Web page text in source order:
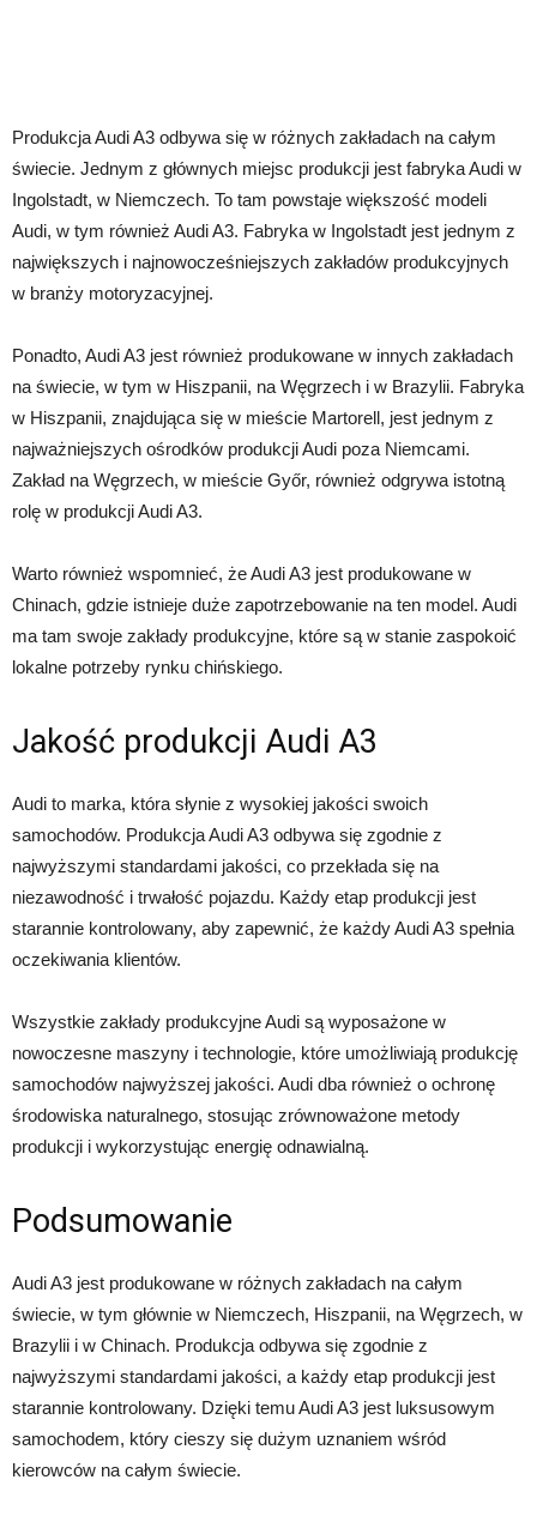
Produkcja Audi A3 odbywa się w różnych zakładach na całym
świecie. Jednym z głównych miejsc produkcji jest fabryka Audi w
Ingolstadt, w Niemczech. To tam powstaje większość modeli
Audi, w tym również Audi A3. Fabryka w Ingolstadt jest jednym z
największych i najnowocześniejszych zakładów produkcyjnych
w branży motoryzacyjnej.
Ponadto, Audi A3 jest również produkowane w innych zakładach
na świecie, w tym w Hiszpanii, na Węgrzech i w Brazylii. Fabryka
w Hiszpanii, znajdująca się w mieście Martorell, jest jednym z
najważniejszych ośrodków produkcji Audi poza Niemcami.
Zakład na Węgrzech, w mieście Győr, również odgrywa istotną
rolę w produkcji Audi A3.
Warto również wspomnieć, że Audi A3 jest produkowane w
Chinach, gdzie istnieje duże zapotrzebowanie na ten model. Audi
ma tam swoje zakłady produkcyjne, które są w stanie zaspokoić
lokalne potrzeby rynku chińskiego.
Jakość produkcji Audi A3
Audi to marka, która słynie z wysokiej jakości swoich
samochodów. Produkcja Audi A3 odbywa się zgodnie z
najwyższymi standardami jakości, co przekłada się na
niezawodność i trwałość pojazdu. Każdy etap produkcji jest
starannie kontrolowany, aby zapewnić, że każdy Audi A3 spełnia
oczekiwania klientów.
Wszystkie zakłady produkcyjne Audi są wyposażone w
nowoczesne maszyny i technologie, które umożliwiają produkcję
samochodów najwyższej jakości. Audi dba również o ochronę
środowiska naturalnego, stosując zrównoważone metody
produkcji i wykorzystując energię odnawialną.
Podsumowanie
Audi A3 jest produkowane w różnych zakładach na całym
świecie, w tym głównie w Niemczech, Hiszpanii, na Węgrzech, w
Brazylii i w Chinach. Produkcja odbywa się zgodnie z
najwyższymi standardami jakości, a każdy etap produkcji jest
starannie kontrolowany. Dzięki temu Audi A3 jest luksusowym
samochodem, który cieszy się dużym uznaniem wśród
kierowców na całym świecie.